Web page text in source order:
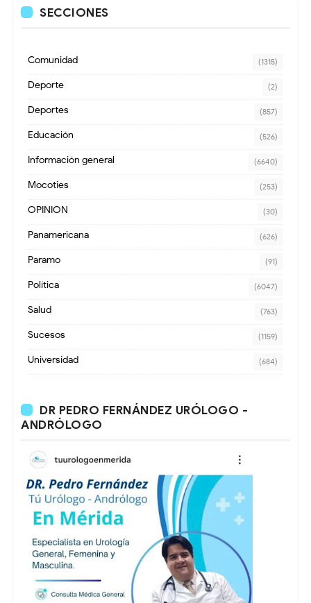
SECCIONES
Comunidad (1315)
Deporte (2)
Deportes (857)
Educación (526)
Información general (6640)
Mocoties (253)
OPINION (30)
Panamericana (626)
Paramo (91)
Política (6047)
Salud (763)
Sucesos (1159)
Universidad (684)
DR PEDRO FERNÁNDEZ URÓLOGO -
ANDRÓLOGO